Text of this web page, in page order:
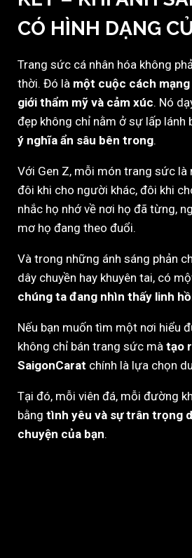
CÓ HÌNH DẠNG
Trang sức cá nhân hóa không
thời. Đó là một cuộc cách
giới thẩm mỹ và cảm xúc. Nó
đẹp không chỉ nằm ở sự lấp lánh
ý nghĩa ẩn sâu bên trong.
Với Gen Z, mỗi món trang sức
đôi khi cho người khác, đôi khi
nhắc họ nhớ về nơi họ đã từng,
mơ họ đang theo đuổi.
Và trong những ánh sáng phản
dây chuyền hay khuyên tai, có
chúng ta đang nhìn thấy linh
Nếu bạn muốn tìm một nơi hiểu
không chỉ bán trang sức mà tạo
SaigonCarat chính là lựa chọn
Tại đó, mỗi viên đá, mỗi đường
bằng tình yêu và sự trân trọng
chuyện của bạn.